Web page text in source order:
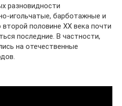
разновидности
игольчатые, барботажные и
половине XX века почти
последние. В частности,
на отечественные